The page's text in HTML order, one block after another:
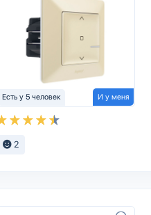
Есть у 5 человек И у меня
2